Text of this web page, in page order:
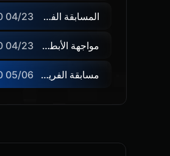
المسابقة الفردية 04/23 08:00 - 05/20 08:00
مواجهة الأبطال 04/23 08:00 - 05/20 08:00
مسابقة الفريق للنصف الثاني 05/06 16:00 - 05/20 08:00